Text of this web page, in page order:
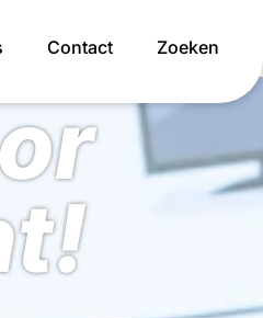
Contact Zoeken